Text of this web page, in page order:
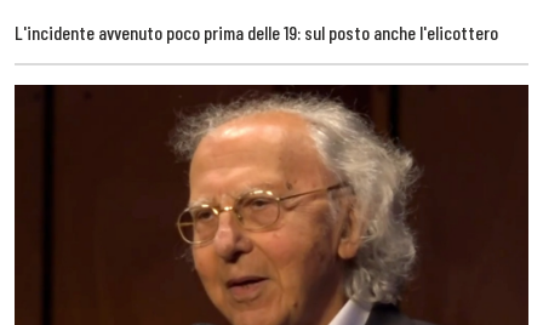
L'incidente avvenuto poco prima delle 19: sul posto anche l'elicottero